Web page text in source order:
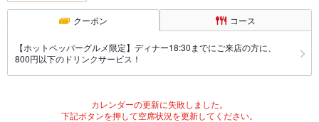
クーポン コース
【ホットペッパーグルメ限定】ディナー18:30までにご来店の方に、
800円以下のドリンクサービス！
カレンダーの更新に失敗しました。
下記ボタンを押して空席状況を更新してください。